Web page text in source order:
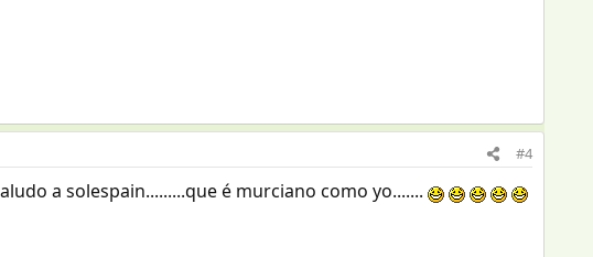
#4
a solespain.........que é murciano como yo.......